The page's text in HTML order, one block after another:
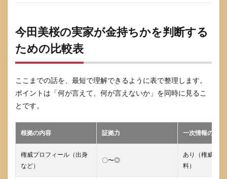
今田美桜の実家が金持ちかを判断する
ための比較表
ここまでの話を、最短で理解できるように表で整理します。
ポイントは「何が言えて、何が言えないか」を同時に見るこ
とです。
根拠の内容 証拠力 一次情報の有無
権威プロフィール（出身
など）
〇〜◎
あり（権威媒
料）